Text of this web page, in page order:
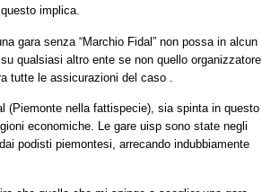
implica.
gara senza “Marchio Fidal” non possa in alcun
qualsiasi altro ente se non quello organizzatore,
tutte le assicurazioni del caso .
(Piemonte nella fattispecie), sia spinta in questo
economiche. Le gare uisp sono state negli
podisti piemontesi, arrecando indubbiamente